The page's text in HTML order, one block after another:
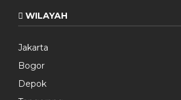
WILAYAH
Jakarta
Bogor
Depok